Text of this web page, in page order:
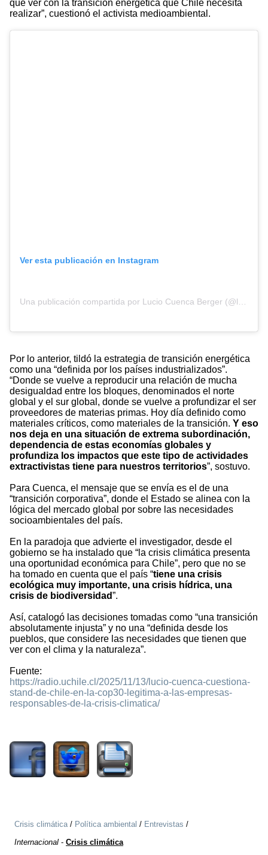
que ver con la transición energética que Chile necesita
realizar”, cuestionó el activista medioambiental.
Ver esta publicación en Instagram
Una publicación compartida por Lucio Cuenca Berger (@luciocuencaberger)
Por lo anterior, tildó la estrategia de transición energética
como una “definida por los países industrializados”.
“Donde se vuelve a reproducir una relación de mucha
desigualdad entre los bloques, denominados el norte
global y el sur global, donde se vuelve a profundizar el ser
proveedores de materias primas. Hoy día definido como
materiales críticos, como materiales de la transición. Y eso
nos deja en una situación de extrema subordinación,
dependencia de estas economías globales y
profundiza los impactos que este tipo de actividades
extractivistas tiene para nuestros territorios”, sostuvo.
Para Cuenca, el mensaje que se envía es el de una
“transición corporativa”, donde el Estado se alinea con la
lógica del mercado global por sobre las necesidades
socioambientales del país.
En la paradoja que advierte el investigador, desde el
gobierno se ha instalado que “la crisis climática presenta
una oportunidad económica para Chile”, pero que no se
ha tomado en cuenta que el país “tiene una crisis
ecológica muy importante, una crisis hídrica, una
crisis de biodiversidad”.
Así, catalogó las decisiones tomadas como “una transición
absolutamente injusta” y no una “definida desde los
pueblos, que considere las necesidades que tienen que
ver con el clima y la naturaleza”.
Fuente:
https://radio.uchile.cl/2025/11/13/lucio-cuenca-cuestiona-
stand-de-chile-en-la-cop30-legitima-a-las-empresas-
responsables-de-la-crisis-climatica/
Crisis climática/ Política ambiental / Entrevistas /
Internacional - Crisis climática